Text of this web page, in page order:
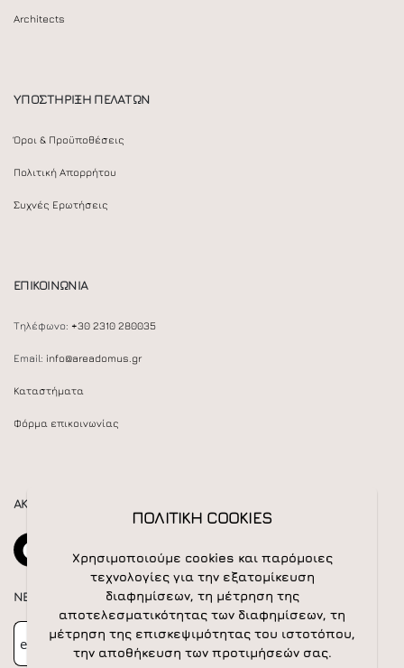
Architects
ΥΠΟΣΤΗΡΙΞΗ ΠΕΛΑΤΩΝ
Όροι & Προϋποθέσεις
Πολιτική Απορρήτου
Συχνές Ερωτήσεις
ΕΠΙΚΟΙΝΩΝΙΑ
Τηλέφωνο: +30 2310 280035
Email: info@areadomus.gr
Καταστήματα
Φόρμα επικοινωνίας
ΑΚΟΛΟΥΘΕΙΣΤΕ ΜΑΣ
NEWSLETTER
Newsletter Subscribe
ΠΟΛΙΤΙΚΗ COOKIES
Χρησιμοποιούμε cookies και παρόμοιες
τεχνολογίες για την εξατομίκευση
διαφημίσεων, τη μέτρηση της
αποτελεσματικότητας των διαφημίσεων, τη
μέτρηση της επισκεψιμότητας του ιστοτόπου,
την αποθήκευση των προτιμήσεών σας.